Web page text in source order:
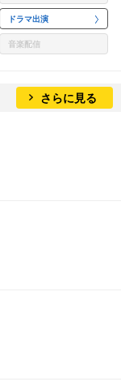
ドラマ出演
音楽配信
さらに見る